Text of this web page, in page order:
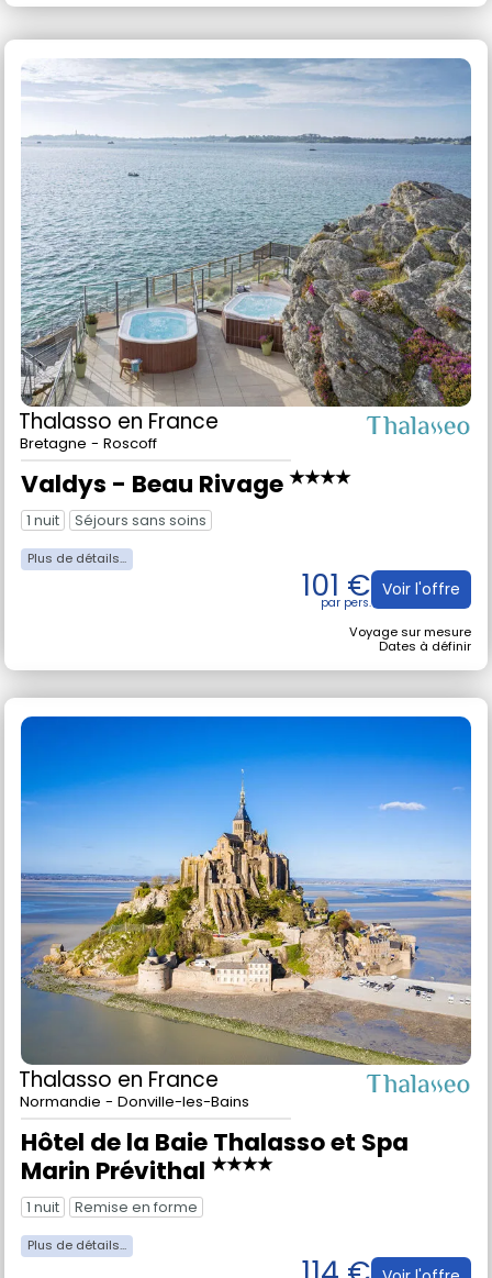
Dates à définir
Thalassoen France
Bretagne - Roscoff
Valdys - Beau Rivage
1 nuit Séjours sans soins
101 €
Dates à définir
Thalassoen France
Normandie - Donville-les-Bains
Hôtel de la Baie Thalasso et Spa
Marin Prévithal
1 nuit Remise en forme